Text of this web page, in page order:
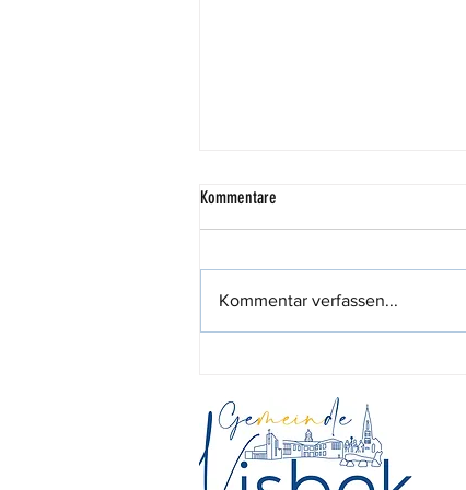
444,44 Euro für den guten Zweck
Kommentare
Kommentar verfassen...